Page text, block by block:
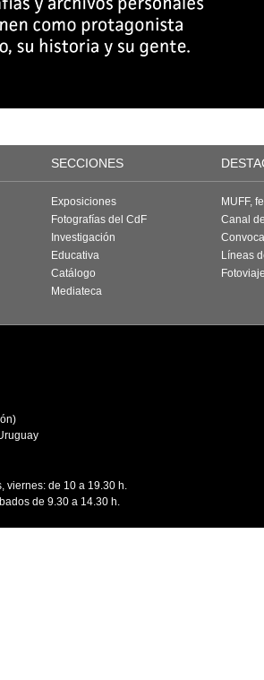
SECCIONES
Exposiciones
Fotografías del CdF
Investigación
Educativa
Catálogo
Mediateca
MUFF,
Canal
Líneas
viernes: de 10 a 19.30 h.
de 9.30 a 14.30 h.